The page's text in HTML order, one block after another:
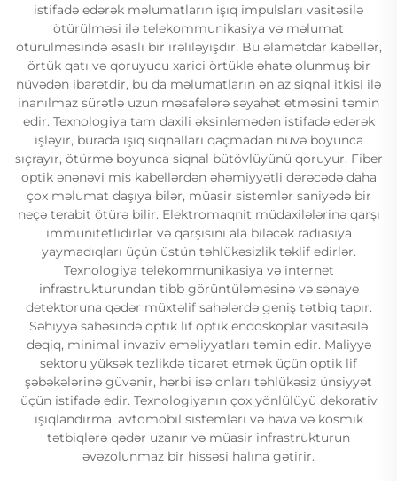
istifadə edərək məlumatların işıq impulsları vasitəsilə
ötürülməsi ilə telekommunikasiya və məlumat
ötürülməsində əsaslı bir irəliləyişdir. Bu əlamətdar kabellər,
örtük qatı və qoruyucu xarici örtüklə əhatə olunmuş bir
nüvədən ibarətdir, bu da məlumatların ən az siqnal itkisi ilə
inanılmaz sürətlə uzun məsafələrə səyahət etməsini təmin
edir. Texnologiya tam daxili əksinləmədən istifadə edərək
işləyir, burada işıq siqnalları qaçmadan nüvə boyunca
sıçrayır, ötürmə boyunca siqnal bütövlüyünü qoruyur. Fiber
optik ənənəvi mis kabellərdən əhəmiyyətli dərəcədə daha
çox məlumat daşıya bilər, müasir sistemlər saniyədə bir
neçə terabit ötürə bilir. Elektromaqnit müdaxilələrinə qarşı
immunitetlidirlər və qarşısını ala biləcək radiasiya
yaymadıqları üçün üstün təhlükəsizlik təklif edirlər.
Texnologiya telekommunikasiya və internet
infrastrukturundan tibb görüntüləməsinə və sənaye
detektoruna qədər müxtəlif sahələrdə geniş tətbiq tapır.
Səhiyyə sahəsində optik lif optik endoskoplar vasitəsilə
dəqiq, minimal invaziv əməliyyatları təmin edir. Maliyyə
sektoru yüksək tezlikdə ticarət etmək üçün optik lif
şəbəkələrinə güvənir, hərbi isə onları təhlükəsiz ünsiyyət
üçün istifadə edir. Texnologiyanın çox yönlülüyü dekorativ
işıqlandırma, avtomobil sistemləri və hava və kosmik
tətbiqlərə qədər uzanır və müasir infrastrukturun
əvəzolunmaz bir hissəsi halına gətirir.